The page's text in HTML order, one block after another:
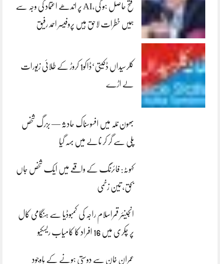
فتح حاصل ہو گی،AI پر اندھے اعتماد کی وجہ سے
ہمیں خطرات لاحق ہیں پروفیسر احمد رفیق
کلرسیداں ڈکیتی‘ڈاکو1 کروڑ کے طلائی زیورات
لے اڑے
بھون نلہ میں افسوسناک حادثہ — بزرگ شخص
پلی سے گر کر نالے میں بہہ گیا
کہوٹہ: فائرنگ کے واقعے میں ایک شخص جاں
بحق، تین زخمی
انجینئر قمراسلام راجہ کی کمبوڈیا سے ہنگامی کال
پر چکری میں 16 افراد کا کامیاب ریسکیو
عمران خان سے دوستی ہونے کے باوجود